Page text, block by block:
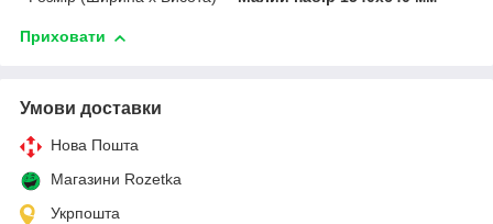
Приховати
Умови доставки
Нова Пошта
Магазини Rozetka
Укрпошта